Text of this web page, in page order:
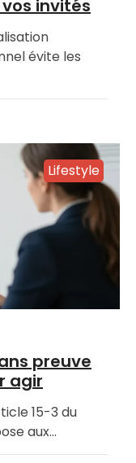
invités
évite les
Lifestyle
preuve
agir
15-3 du
aux…